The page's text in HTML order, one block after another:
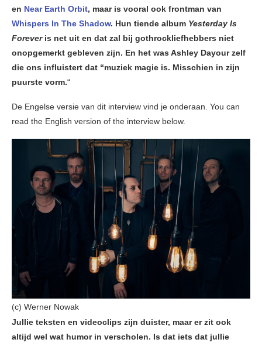
en Near Earth Orbit, maar is vooral ook frontman van
Whispers In The Shadow. Hun tiende album Yesterday Is
Forever is net uit en dat zal bij gothrockliefhebbers niet
onopgemerkt gebleven zijn. En het was Ashley Dayour zelf
die ons influistert dat “muziek magie is. Misschien in zijn
puurste vorm.“
De Engelse versie van dit interview vind je onderaan. You can
read the English version of the interview below.
(c) Werner Nowak
Jullie teksten en videoclips zijn duister, maar er zit ook
altijd wel wat humor in verscholen. Is dat iets dat jullie